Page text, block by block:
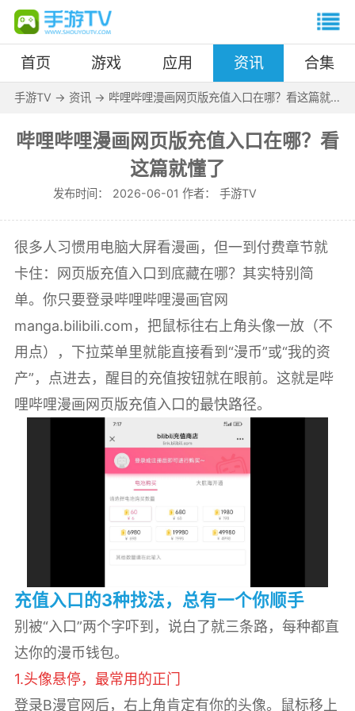
首页 游戏 应用 资讯 合集
手游TV -> 资讯-> 哔哩哔哩漫画网页版充值入口在哪？看这篇就
哔哩哔哩漫画网页版充值入口在哪？看
这篇就懂了
发布时间： 2026-06-01 作者： 手游TV
很多人习惯用电脑大屏看漫画，但一到付费章节就
卡住：网页版充值入口到底藏在哪？其实特别简
单。你只要登录哔哩哔哩漫画官网
manga.bilibili.com，把鼠标往右上角头像一放（不
用点），下拉菜单里就能直接看到“漫币”或“我的资
产”，点进去，醒目的充值按钮就在眼前。这就是哔
哩哔哩漫画网页版充值入口的最快路径。
充值入口的3种找法，总有一个你顺手
别被“入口”两个字吓到，说白了就三条路，每种都直
达你的漫币钱包。
1.头像悬停，最常用的正门
登录B漫官网后，右上角肯定有你的头像。鼠标移上